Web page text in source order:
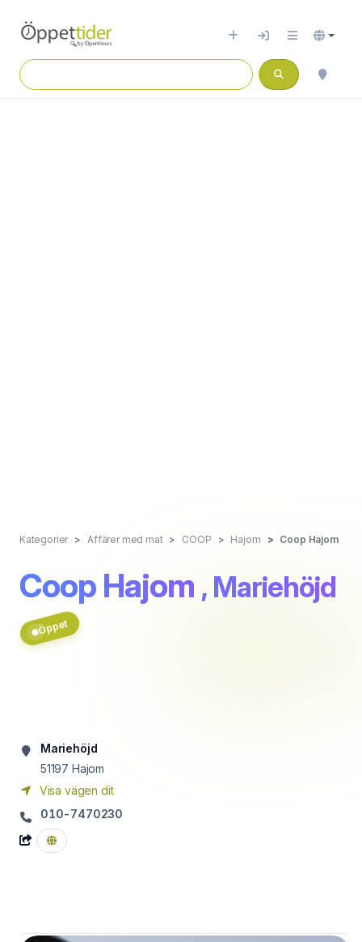
Kategorier Affärer med mat COOP Hajom Coop Hajom
Coop Hajom , Mariehöjd
Öppet
Mariehöjd
51197 Hajom
Visa vägen dit
010-7470230